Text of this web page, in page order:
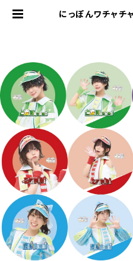
にっぽんワチャチ